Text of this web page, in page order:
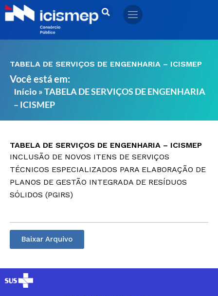
Ir
para
TABELA DE SERVIÇOS DE ENGENHARIA – ICISMEP
Você está em:
Início »TABELA DE SERVIÇOS DE ENGENHARIA
– ICISMEP
TABELA DE SERVIÇOS DE ENGENHARIA – ICISMEP
INCLUSÃO DE NOVOS ITENS DE SERVIÇOS
TÉCNICOS ESPECIALIZADOS PARA ELABORAÇÃO DE
PLANOS DE GESTÃO INTEGRADA DE RESÍDUOS
SÓLIDOS (PGIRS)
Baixar Arquivo